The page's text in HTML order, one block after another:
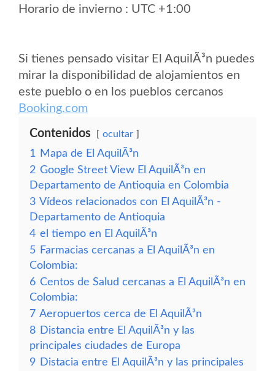
Horario de invierno : UTC +1:00
Si tienes pensado visitar El AquilÃ³n puedes
mirar la disponibilidad de alojamientos en
este pueblo o en los pueblos cercanos
Booking.com
Contenidos ocultar
1
Mapa de El AquilÃ³n
2 Google Street View El AquilÃ³n en
Departamento de Antioquia en Colombia
3 Vídeos relacionados con El AquilÃ³n -
Departamento de Antioquia
4 el tiempo en El AquilÃ³n
5 Farmacias cercanas a El AquilÃ³n en
Colombia:
6 Centos de Salud cercanas a El AquilÃ³n en
Colombia:
7 Aeropuertos cerca de El AquilÃ³n
8 Distancia entre El AquilÃ³n y las
principales ciudades de Europa
9 Distacia entre El AquilÃ³n y las principales